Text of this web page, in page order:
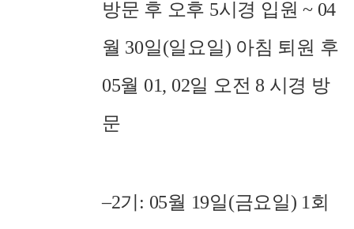
방문 후 오후 5시경 입원~ 04
월 30일(일요일) 아침 퇴원 후
05월 01, 02일 오전 8 시경 방
문
–2기 : 05월 19일(금요일) 1 회